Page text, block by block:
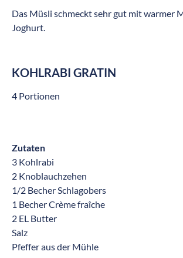
Das Müsli schmeckt sehr gut mit warmer
Joghurt.
KOHLRABI GRATIN
4 Portionen
Zutaten
3 Kohlrabi
2 Knoblauchzehen
1/2 Becher Schlagobers
1 Becher Crème fraîche
2 EL Butter
Salz
Pfeffer aus der Mühle